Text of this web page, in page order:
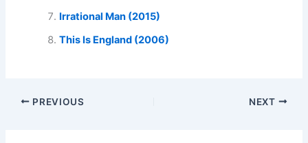
Irrational Man (2015)
This Is England (2006)
PREVIOUS NEXT